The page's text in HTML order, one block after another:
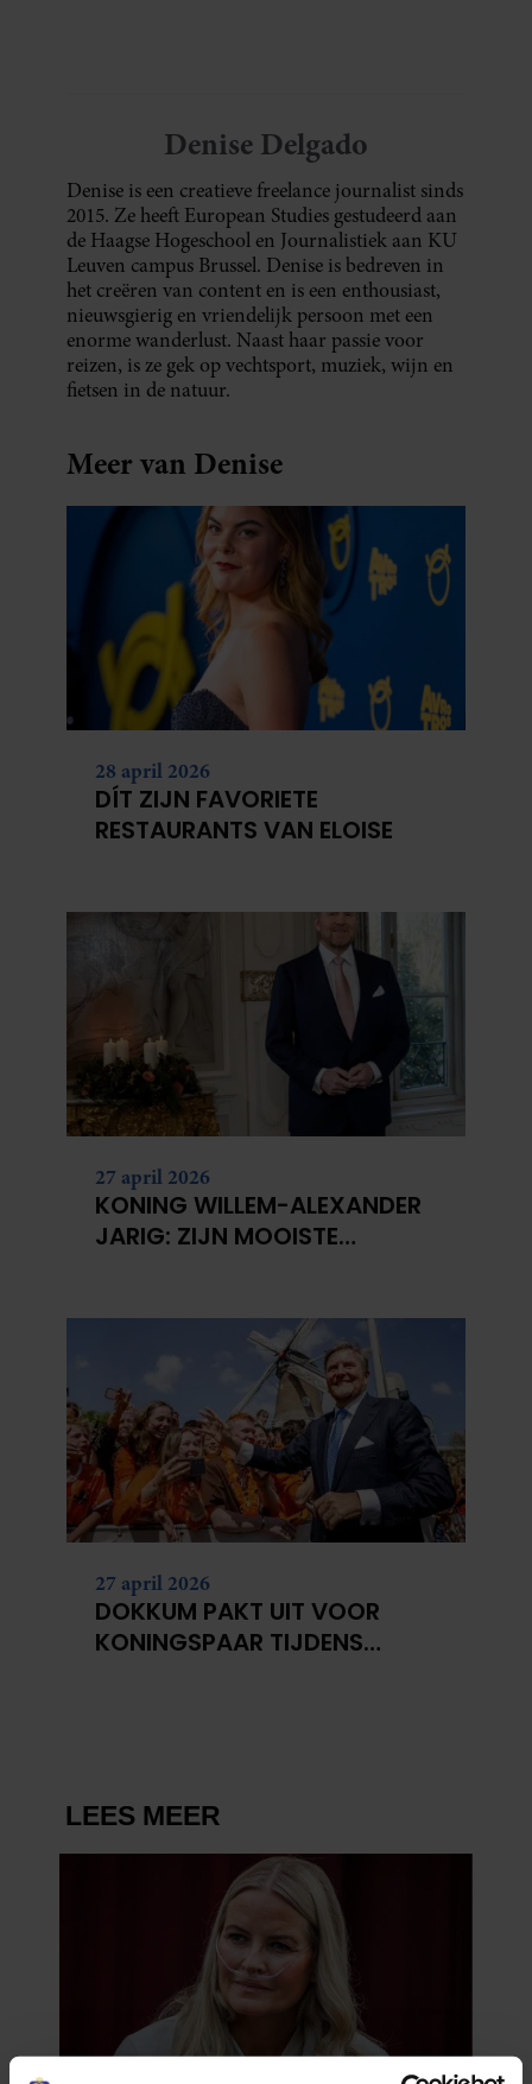
Denise Delgado
Denise is een creatieve freelance journalist sinds
2015. Ze heeft European Studies gestudeerd aan
de Haagse Hogeschool en Journalistiek aan KU
Leuven campus Brussel. Denise is bedreven in
het creëren van content en is een enthousiast,
nieuwsgierig en vriendelijk persoon met een
enorme wanderlust. Naast haar passie voor
reizen, is ze gek op vechtsport, muziek, wijn en
fietsen in de natuur.
Meer van Denise
28 april 2026
DÍT ZIJN FAVORIETE
RESTAURANTS VAN ELOISE
27 april 2026
KONING WILLEM-ALEXANDER
JARIG: ZIJN MOOISTE
27 april 2026
DOKKUM PAKT UIT VOOR
KONINGSPAAR TIJDENS